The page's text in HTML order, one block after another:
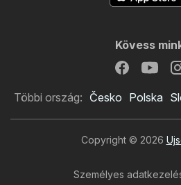
Kövess
Többi ország: Česko Polska
Copyright © 2026
Személyes